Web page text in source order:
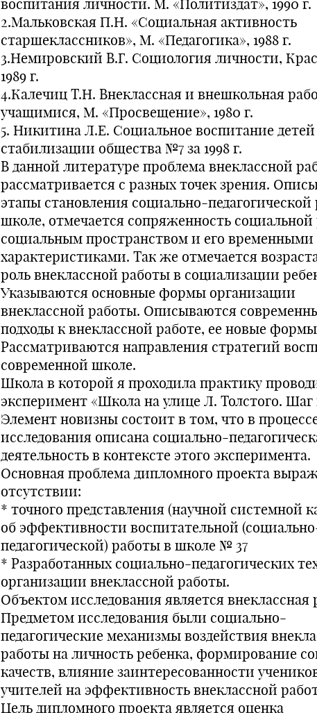
воспитания личности. М. «Политиздат», 1990 г.
2.Мальковская П.Н. «Социальная активность
старшеклассников», М. «Педагогика», 1988 г.
3.Немировский В.Г. Социология личности,
1989 г.
4.Калечиц Т.Н. Внеклассная и внешкольная
учащимися, М. «Просвещение», 1980 г.
5. Никитина Л.Е. Социальное воспитание
стабилизации общества №7 за 1998 г.
В данной литературе проблема внеклассной
рассматривается с разных точек зрения.
этапы становления социально-педагогической
школе, отмечается сопряженность социальной
социальным пространством и его временными
характеристиками. Так же отмечается
роль внеклассной работы в социализации
Указываются основные формы организации
внеклассной работы. Описываются
подходы к внеклассной работе, ее новые
Рассматриваются направления стратегий
современной школе.
Школа в которой я проходила практику
эксперимент «Школа на улице Л. Толстого. Шаг
Элемент новизны состоит в том, что в
исследования описана социально-
деятельность в контексте этого эксперимента.
Основная проблема дипломного проекта
отсутствии:
* точного представления (научной системной
об эффективности воспитательной
педагогической) работы в школе № 37
* Разработанных социально-педагогических
организации внеклассной работы.
Объектом исследования является внеклассная
Предметом исследования были социально-
педагогические механизмы воздействия
работы на личность ребенка, формирование
качеств, влияние заинтересованности
учителей на эффективность внеклассной
Цель дипломного проекта является оценка